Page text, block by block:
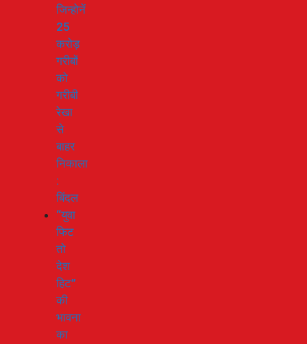
जिन्होनें
25
करोड़
गरीबों
को
गरीबी
रेखा
से
बाहर
निकाला
:
बिंदल
“युवा
फिट
तो
देश
हिट”
की
भावना
का